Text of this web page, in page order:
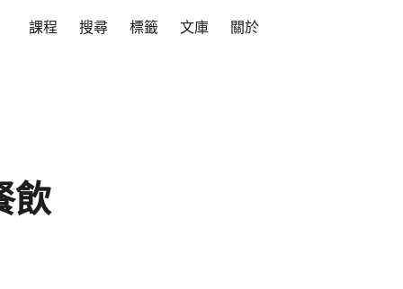
課程 搜尋 標籤 文庫 關於
飲